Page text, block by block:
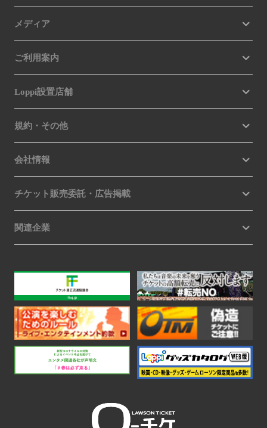
メディア
ご利用案内
Loppi設置店舗
規約・その他
会社情報
チケット販売委託・広告掲載
関連企業